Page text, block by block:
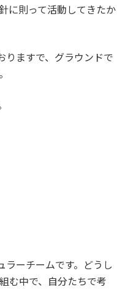
に則って活動してきたか
りますで、グラウンドで
ーチームです。どうし
む中で、自分たちで考